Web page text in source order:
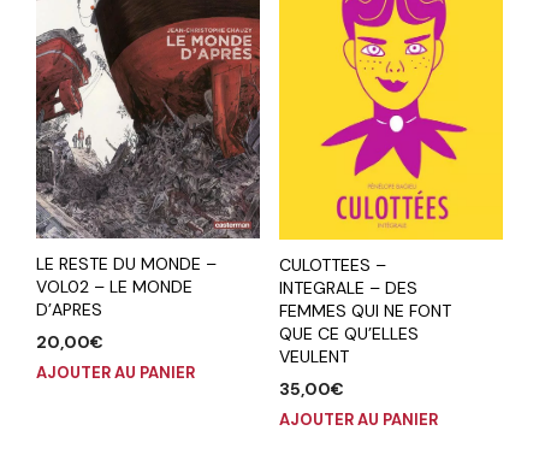
LE RESTE DU MONDE –
VOL02 – LE MONDE
D’APRES
20,00€
AJOUTER AU PANIER
CULOTTEES –
INTEGRALE – DES
FEMMES QUI NE FONT
QUE CE QU’ELLES
VEULENT
35,00€
AJOUTER AU PANIER